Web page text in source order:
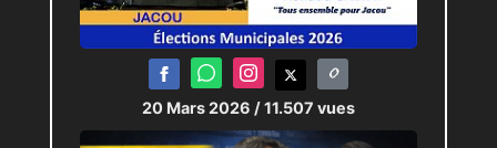
20 Mars 2026 / 11.507 vues